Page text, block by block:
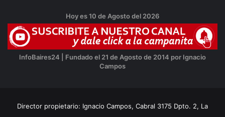
Hoy es 10 de Agosto del 2026
InfoBaires24 | Fundado el 21 de Agosto de 2014 por Ignacio
Campos
Director propietario: Ignacio Campos, Cabral 3175 Dpto. 2, La